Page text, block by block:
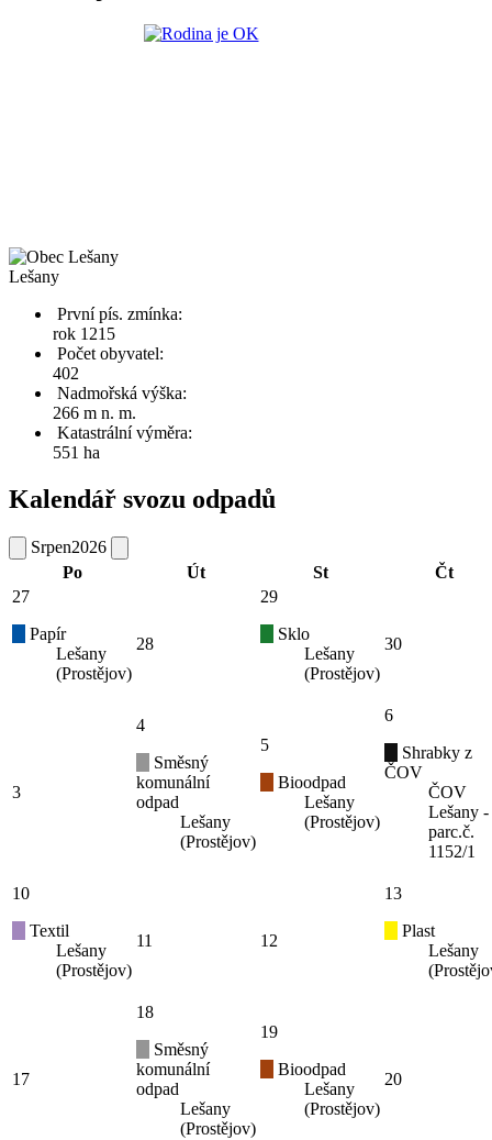
Lešany
První pís. zmínka:
rok 1215
Počet obyvatel:
402
Nadmořská výška:
266 m n. m.
Katastrální výměra:
551 ha
Kalendář svozu odpadů
Srpen2026
Po
Út St
Čt
27
Papír
Lešany
(Prostějov)
28
29
Sklo
Lešany
(Prostějov)
30
3
4
Směsný
komunální
odpad
Lešany
(Prostějov)
5
Bioodpad
Lešany
(Prostějov)
6
Shrabky z
ČOV
ČOV
Lešany -
parc.č.
1152/1
10
Textil
Lešany
(Prostějov)
11 12
13
Plast
Lešany
17
18
Směsný
komunální
odpad
Lešany
(Prostějov)
19
Bioodpad
Lešany
(Prostějov)
20